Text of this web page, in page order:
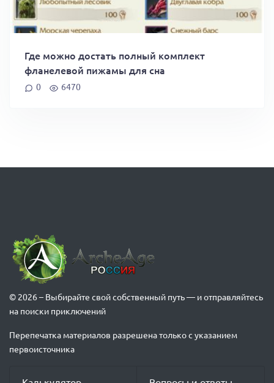
Где можно достать полный комплект
фланелевой пижамы для сна
0 6470
© 2026 – Выбирайте свой собственный путь — и отправляйтесь
на поиски приключений
Перепечатка материалов разрешена только с указанием
первоисточника